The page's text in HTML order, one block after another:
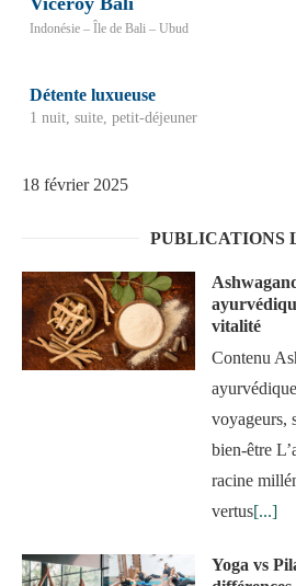
Indonésie – Île de Bali – Ubud
Détente luxueuse
1 nuit, suite, petit-déjeuner
18 février 2025
PUBLICATIONS
vitalité
Contenu
voyageurs,
bien-être
racine
vertus[...]
Yoga vs